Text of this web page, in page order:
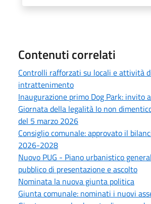
Contenuti correlati
Controlli rafforzati su locali e attività
intrattenimento
Inaugurazione primo Dog Park: invito
Giornata della legalità Io non
del 5 marzo 2026
Consiglio comunale: approvato il
2026-2028
Nuovo PUG - Piano urbanistico
pubblico di presentazione e ascolto
Nominata la nuova giunta politica
Giunta comunale: nominati i nuovi